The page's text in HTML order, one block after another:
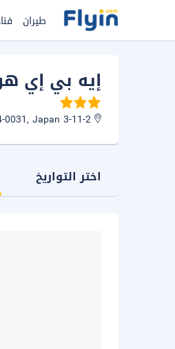
طيران
إيه بي إي
اختر التواريخ